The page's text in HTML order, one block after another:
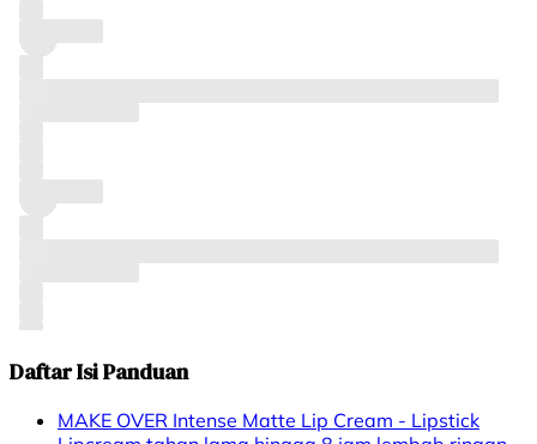
Daftar Isi Panduan
MAKE OVER Intense Matte Lip Cream - Lipstick